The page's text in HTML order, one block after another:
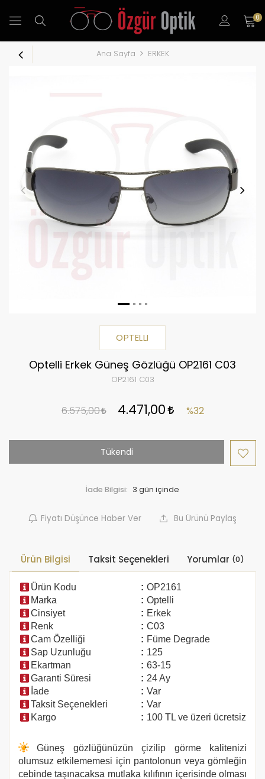
0
Ana Sayfa ERKEK
OPTELLI
Optelli Erkek Güneş Gözlüğü OP2161 C03
OP2161 C03
6.575,00 4.471,00 %32
Tükendi
İade Bilgisi:
Fiyatı Düşünce Haber Ver Bu Ürünü Paylaş
Ürün Bilgisi Taksit Seçenekleri Yorumlar (0)
Ürün Kodu : OP2161
Marka
: Optelli
Cinsiyet
: Erkek
Renk
: C03
Cam Özelliği
: Füme Degrade
Sap Uzunluğu
: 125
Ekartman
: 63-15
Garanti Süresi
: 24 Ay
İade
: Var
Taksit Seçenekleri
: Var
Kargo
: 100 TL ve üzeri ücretsiz
Güneş gözlüğünüzün çizilip görme kalitenizi
olumsuz etkilememesi için pantolonun veya gömleğin
cebinde taşınacaksa mutlaka kılıfının içerisinde olması